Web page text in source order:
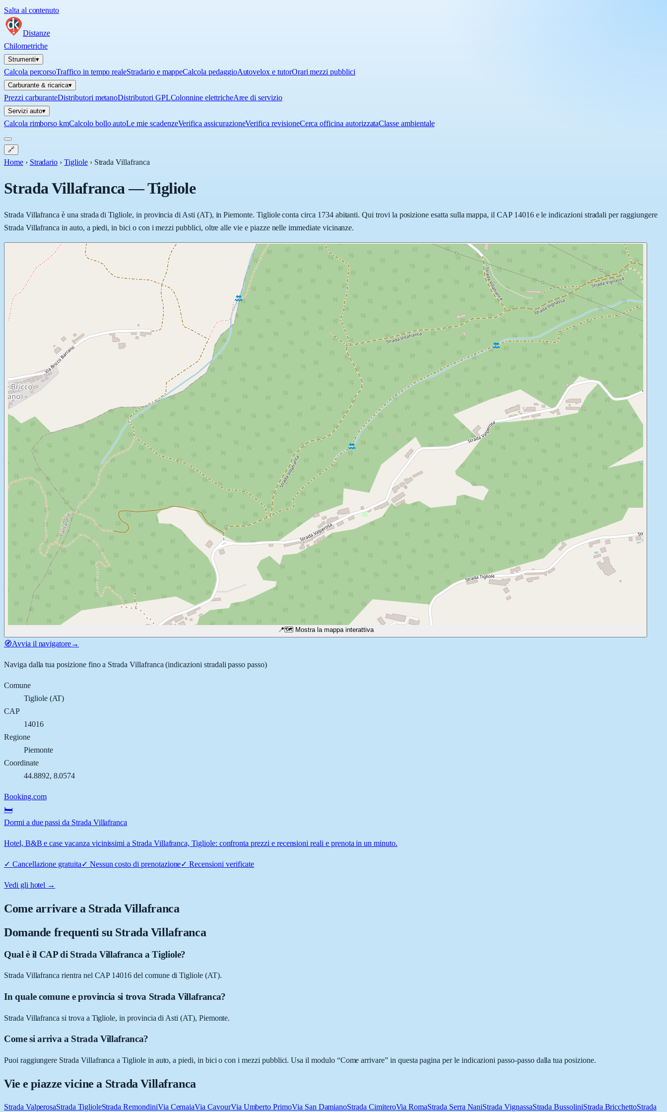
Salta al contenuto
Distanze
Chilometriche
Strumenti▾
Calcola percorsoTraffico in tempo realeStradario e mappeCalcola pedaggioAutovelox e tutorOrari mezzi pubblici
Carburante & ricarica▾
Prezzi carburanteDistributori metanoDistributori GPLColonnine elettricheAree di servizio
Servizi auto▾
Calcola rimborso kmCalcolo bollo autoLe mie scadenzeVerifica assicurazioneVerifica revisioneCerca officina autorizzataClasse ambientale
🔗
Home › Stradario › Tigliole › Strada Villafranca
Strada Villafranca—Tigliole
Strada Villafranca è una strada di Tigliole, in provincia di Asti (AT), in Piemonte. Tigliole conta circa 1734 abitanti. Qui trovi la posizione esatta sulla mappa, il CAP 14016 e le indicazioni stradali per raggiungere
Strada Villafranca in auto, a piedi, in bici o con i mezzi pubblici, oltre alle vie e piazze nelle immediate vicinanze.
📍🗺️ Mostra la mappa interattiva
🧭Avvia il navigatore→
Naviga dalla tua posizione fino a Strada Villafranca (indicazioni stradali passo passo)
Comune
Tigliole(AT)
CAP
14016
Regione
Piemonte
Coordinate
44.8892, 8.0574
Booking.com
🛏️
Dormi a due passi da Strada Villafranca
Hotel, B&B e case vacanza vicinissimi a Strada Villafranca, Tigliole: confronta prezzi e recensioni reali e prenota in un minuto.
✓ Cancellazione gratuita✓ Nessun costo di prenotazione✓Recensioni verificate
Vedi gli hotel →
Come arrivare a Strada Villafranca
Domande frequenti su Strada Villafranca
Qual è il CAP di Strada Villafranca a Tigliole?
Strada Villafranca rientra nel CAP 14016 del comune di Tigliole (AT).
In quale comune e provincia si trova Strada Villafranca?
Strada Villafranca si trova a Tigliole, in provincia di Asti (AT), Piemonte.
Come si arriva a Strada Villafranca?
Puoi raggiungere Strada Villafranca a Tigliole in auto, a piedi, in bici o con i mezzi pubblici. Usa il modulo “Come arrivare” in questa pagina per le indicazioni passo-passo dalla tua posizione.
Vie e piazze vicine a Strada Villafranca
Strada ValperosaStrada TiglioleStrada RemondiniVia CernaiaVia CavourVia Umberto PrimoVia San DamianoStrada CimiteroVia RomaStrada Serra NaniStrada VignassaStrada BussoliniStrada BricchettoStrada